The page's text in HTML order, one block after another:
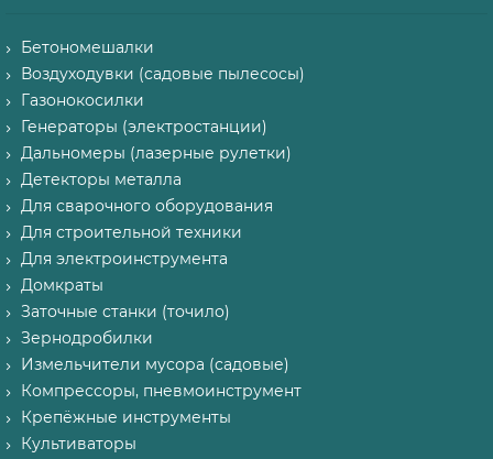
Бетономешалки
Воздуходувки (садовые пылесосы)
Газонокосилки
Генераторы (электростанции)
Дальномеры (лазерные рулетки)
Детекторы металла
Для сварочного оборудования
Для строительной техники
Для электроинструмента
Домкраты
Заточные станки (точило)
Зернодробилки
Измельчители мусора (садовые)
Компрессоры, пневмоинструмент
Крепёжные инструменты
Культиваторы